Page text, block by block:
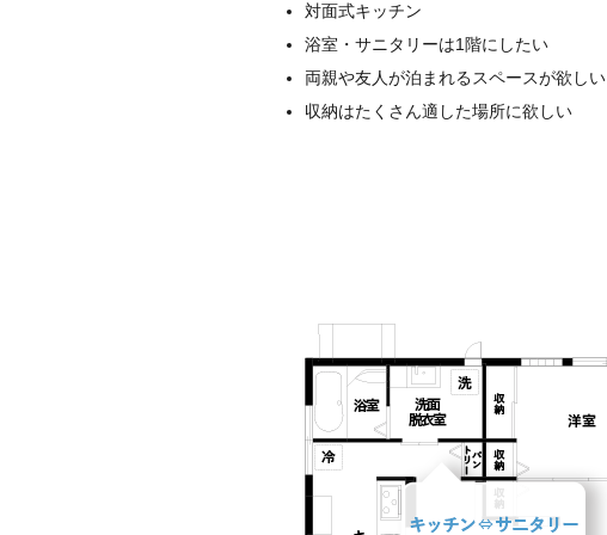
対面式キッチン
浴室・サニタリーは1階にしたい
両親や友人が泊まれるスペースが欲しい
収納はたくさん適した場所に欲しい